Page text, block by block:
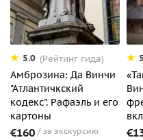
5.0 (Рейтинг гида)
Амброзина: Да Винчи
"Атлантичкский
кодекс". Рафаэль и его
картоны
€160 за экскурсию